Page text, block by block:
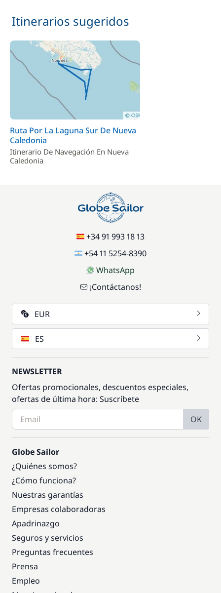
Itinerarios sugeridos
Ruta Por La Laguna Sur De Nueva
Caledonia
Itinerario De Navegación En Nueva
Caledonia
+34 91 993 18 13
+54 11 5254-8390
WhatsApp
¡Contáctanos!
EUR
ES
NEWSLETTER
Ofertas promocionales, descuentos especiales,
ofertas de última hora: Suscríbete
OK
Globe Sailor
¿Quiénes somos?
¿Cómo funciona?
Nuestras garantías
Empresas colaboradoras
Apadrinazgo
Seguros y servicios
Preguntas frecuentes
Prensa
Empleo